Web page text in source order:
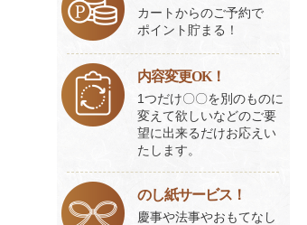
カートからのご予約で
ポイント貯まる！
内容変更OK！
1つだけ〇〇を別のものに
変えて欲しいなどのご要
望に出来るだけお応えい
たします。
のし紙サービス！
慶事や法事やおもてなし